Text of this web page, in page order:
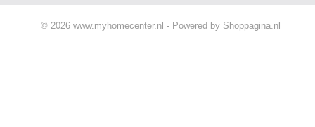
© 2026 www.myhomecenter.nl - Powered by Shoppagina.nl